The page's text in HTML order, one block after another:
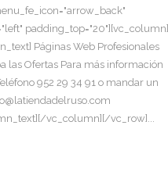
padding_top="20"][vc_column]
Páginas Web Profesionales
las Ofertas Para más información
952 29 34 91 o mandar un
vc_column][/vc_row]...